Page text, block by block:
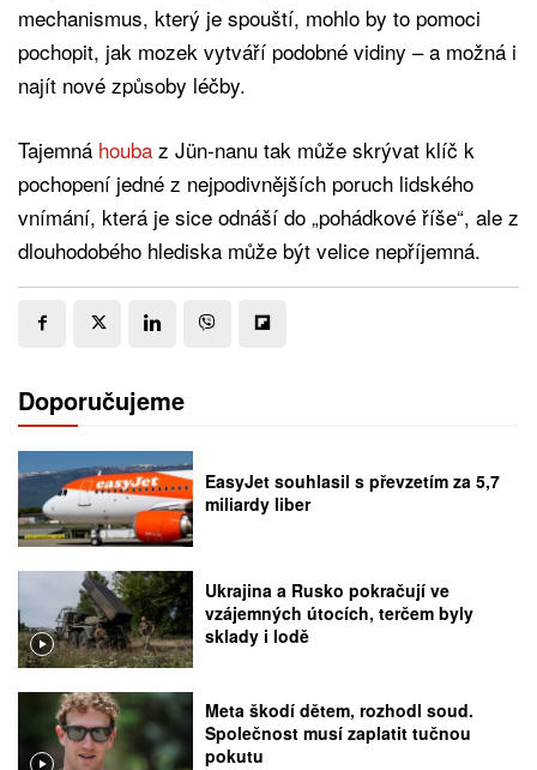
mechanismus, který je spouští, mohlo by to pomoci
pochopit, jak mozek vytváří podobné vidiny – a možná i
najít nové způsoby léčby.
Tajemná houba z Jün-nanu tak může skrývat klíč k
pochopení jedné z nejpodivnějších poruch lidského
vnímání, která je sice odnáší do „pohádkové říše“, ale z
dlouhodobého hlediska může být velice nepříjemná.
Doporučujeme
EasyJet souhlasil s převzetím za 5,7
miliardy liber
Ukrajina a Rusko pokračují ve
vzájemných útocích, terčem byly
sklady i lodě
Meta škodí dětem, rozhodl soud.
Společnost musí zaplatit tučnou
pokutu